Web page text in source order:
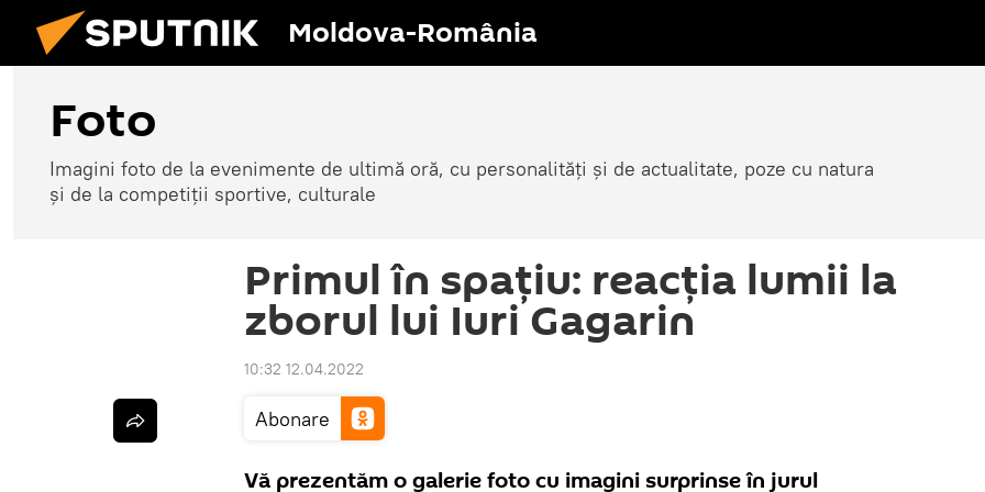
Moldova-România
Foto
Imagini foto de la evenimente de ultimă oră, cu personalități și de actualitate, poze cu natura
și de la competiții sportive, culturale
Primul în spațiu: reacția lumii la
zborul lui Iuri Gagarin
10:32 12.04.2022
Abonare
Vă prezentăm o galerie foto cu imagini surprinse în jurul